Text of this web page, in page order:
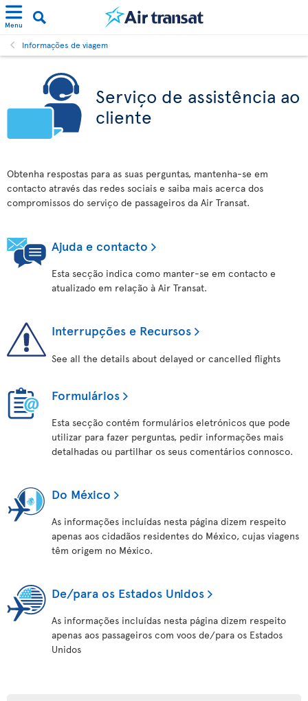
Menu
Informações de viagem
Serviço de assistência ao
cliente
Obtenha respostas para as suas perguntas, mantenha-se em
contacto através das redes sociais e saiba mais acerca dos
compromissos do serviço de passageiros da Air Transat.
Ajuda e contacto
Esta secção indica como manter-se em contacto e
atualizado em relação à Air Transat.
Interrupções e Recursos
See all the details about delayed or cancelled flights
Formulários
Esta secção contém formulários eletrónicos que pode
utilizar para fazer perguntas, pedir informações mais
detalhadas ou partilhar os seus comentários connosco.
Do México
As informações incluídas nesta página dizem respeito
apenas aos cidadãos residentes do México, cujas viagens
têm origem no México.
De/para os Estados Unidos
As informações incluídas nesta página dizem respeito
apenas aos passageiros com voos de/para os Estados
Unidos